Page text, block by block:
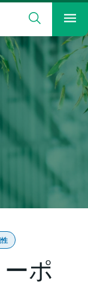
検索
メ
ポ